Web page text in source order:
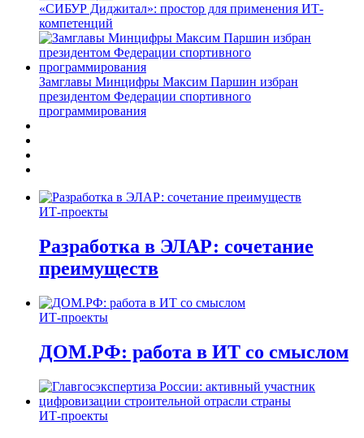
«СИБУР Диджитал»: простор для применения ИТ-
компетенций
Замглавы Минцифры Максим Паршин избран
президентом Федерации спортивного
программирования
ИТ-проекты
Разработка в ЭЛАР: сочетание
преимуществ
ИТ-проекты
ДОМ.РФ: работа в ИТ со смыслом
ИТ-проекты